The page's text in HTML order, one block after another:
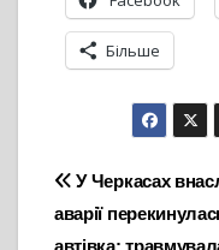
Більше
записів
У Черкасах
аварії